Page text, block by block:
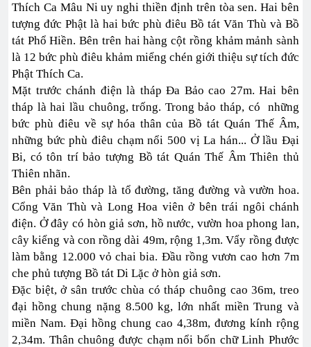
Thích Ca Mâu Ni uy nghi thiền định trên tòa sen. Hai bên
tượng đức Phật là hai bức phù điêu Bồ tát Văn Thù và Bồ
tát Phổ Hiền. Bên trên hai hàng cột rồng khảm mảnh sành
là 12 bức phù điêu khảm miểng chén giới thiệu sự tích đức
Phật Thích Ca.
Mặt trước chánh điện là tháp Đa Bảo cao 27m. Hai bên
tháp là hai lầu chuông, trống. Trong bảo tháp, có những
bức phù điêu về sự hóa thân của Bồ tát Quán Thế Âm,
những bức phù điêu chạm nổi 500 vị La hán... Ở lầu Đại
Bi, có tôn trí bảo tượng Bồ tát Quán Thế Âm Thiên thủ
Thiên nhãn.
Bên phải bảo tháp là tổ đường, tăng đường và vườn hoa.
Cổng Văn Thù và Long Hoa viên ở bên trái ngôi chánh
điện. Ở đây có hòn giả sơn, hồ nước, vườn hoa phong lan,
cây kiểng và con rồng dài 49m, rộng 1,3m. Vẩy rồng được
làm bằng 12.000 vỏ chai bia. Đầu rồng vươn cao hơn 7m
che phủ tượng Bồ tát Di Lặc ở hòn giả sơn.
Đặc biệt, ở sân trước chùa có tháp chuông cao 36m, treo
đại hồng chung nặng 8.500 kg, lớn nhất miền Trung và
miền Nam. Đại hồng chung cao 4,38m, đương kính rộng
2,34m. Thân chuông được chạm nổi bốn chữ Linh Phước